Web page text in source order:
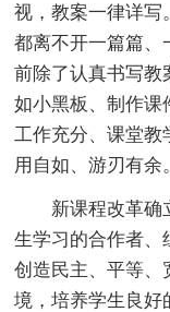
视，教案一律详写
都离不开一篇篇、
前除了认真书写教
如小黑板、制作课
工作充分、课堂教
用自如、游刃有余。
新课程改革确
生学习的合作者、
创造民主、平等、
境，培养学生良好